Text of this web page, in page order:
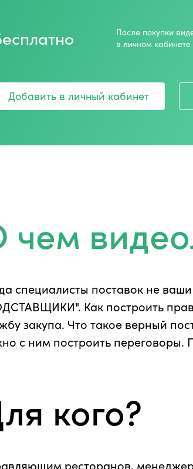
После покупки
в личном
Добавить в личный кабинет
чем
специалисты поставок не ваши
Как построить
закупа. Что такое верный
с ним построить переговоры.
заявка на товар - где кроется
и как ее избежать. Все про
кого?
ресторанов,